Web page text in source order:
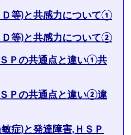
等)と共感力について①
等)と共感力について②
Ｐの共通点と違い①共
Ｐの共通点と違い②違
症)と発達障害,ＨＳＰ